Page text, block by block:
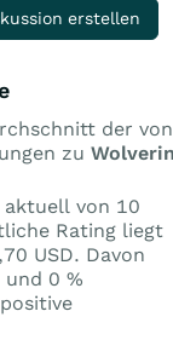
erstellen
der von
zu
von 10
Rating liegt
USD. Davon
0 %